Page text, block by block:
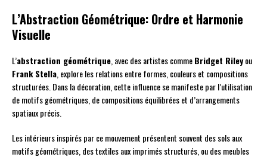
L’Abstraction Géométrique: Ordre et Harmonie
Visuelle
L’abstraction géométrique, avec des artistes commeBridget Rileyou
Frank Stella, explore les relations entre formes, couleurs et compositions
structurées. Dans la décoration, cette influence se manifeste par l’utilisation
de motifs géométriques, de compositions équilibrées et d’arrangements
spatiaux précis.
Les intérieurs inspirés par ce mouvement présentent souvent des sols aux
motifs géométriques, des textiles aux imprimés structurés, ou des meubles